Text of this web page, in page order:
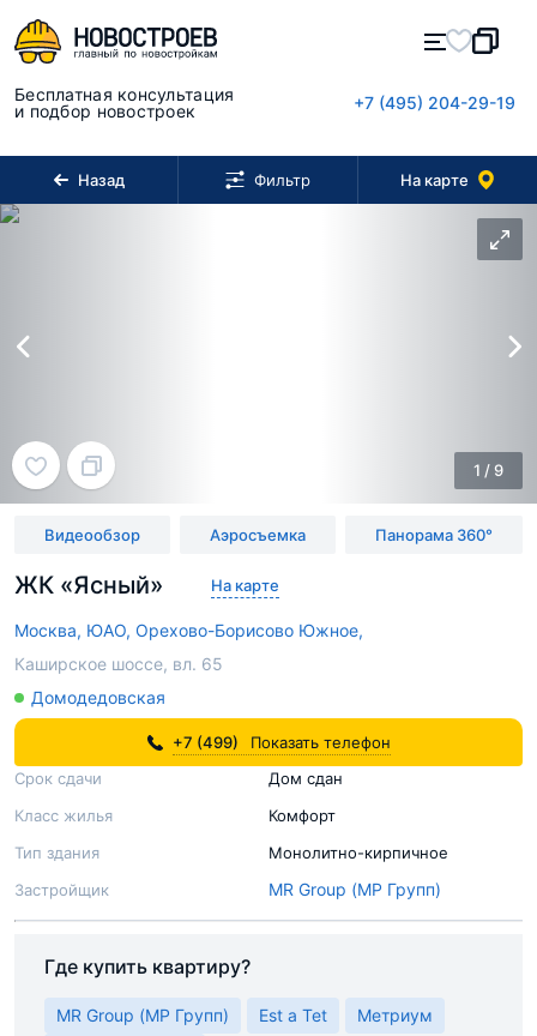
Бесплатная консультация
и подбор новостроек
+7 (495) 204-29-19
Назад Фильтр На карте
ЖК «Ясный» На карте
Москва, ЮАО, Орехово-Борисово Южное,
Каширское шоссе, вл. 65
Домодедовская
Видеообзор Аэросъемка Панорама 360°
1 /9
Срок сдачи
Дом сдан
Класс жилья
Комфорт
Тип здания
Монолитно-кирпичное
Застройщик
MR Group (МР Групп)
+7 (499) Показать телефон
Где купить квартиру?
MR Group (МР Групп) Est a Tet
Метриум